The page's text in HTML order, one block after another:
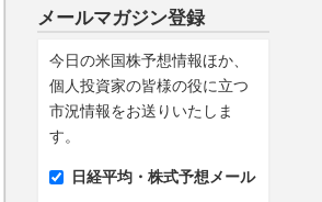
メールマガジン登録
今日の米国株予想情報ほか、
個人投資家の皆様の役に立つ
市況情報をお送りいたしま
す。
日経平均・株式予想メール